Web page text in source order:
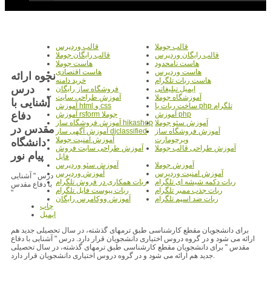
قالب جوملا
قالب وردپرس
قالب رایگان وردپرس
قالب رایگان جوملا
هاست نامحدود
هاست جوملا
هاست وردپرس
هاست اقتصادی
هاست ربات تلگرام
خرید دامنه
ایمیل تبلیغاتی
فروشگاه ساز رایگان
آموزشگاه جوملا
آموزش طراحی سایت
ساخت ربات با php تلگرام
آموزش html و css
آموزش php
آموزش rsform جوملا
آموزش سئو جوملا آموزش فروشگاه ساز hikashop
آموزش فروشگاه ساز
ویرچومارت
آموزش آگهی ساز djclassified
آموزش امنیت جوملا
آموزش طراحی قالب جوملا
آموزش طراحی سایت فروش
فایل
آموزش جوملا
آموزش سئو وردپرس
آموزش امنیت وردپرس
آموزش وردپرس
ربات دکمه شیشه ای تلگرام
ربات همکاری در فروش تلگرام
ربات جذب ممبر تلگرام
ربات پیوست فایل تلگرام
ربات ضد اسپم تلگرام
آموزش ووکامرس رایگان
نحوه ارائه
درس
آشنایی با
دفاع
مقدس در
دانشگاه
پیام نور
چاپ
ایمیل
درس " آشنایی
با دفاع مقدس
"
برای دانشجویان مقطع کارشناسی طبق ترمهای گذشته، در سال تحصیلی جدید هم
ارائه می شود و در گروه دروس اختیاری دانشجویان قرار دارد. درس " آشنایی با دفاع
مقدس " برای دانشجویان مقطع کارشناسی طبق ترمهای گذشته، در سال تحصیلی
جدید هم ارائه می شود و در گروه دروس اختیاری دانشجویان قرار دارد.